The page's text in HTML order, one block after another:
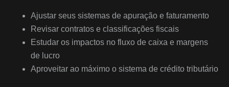
Ajustar seus sistemas de apuração e faturamento
Revisar contratos e classificações fiscais
Estudar os impactos no fluxo de caixa e margens
de lucro
Aproveitar ao máximo o sistema de crédito tributário